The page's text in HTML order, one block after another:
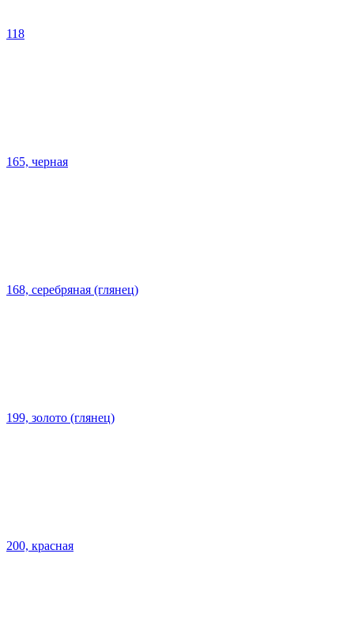
118
165, черная
168, серебряная (глянец)
199, золото (глянец)
200, красная